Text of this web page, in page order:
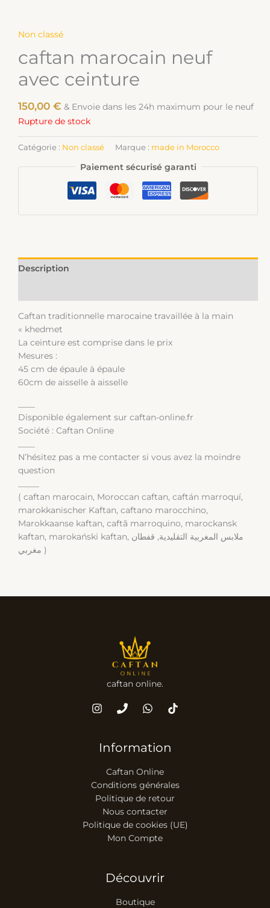
Non classé
caftan marocain neuf
avec ceinture
150,00 € & Envoie dans les 24h maximum pour le neuf
Rupture de stock
Catégorie : Non classé Marque : made in Morocco
Paiement sécurisé garanti
Description
Caftan traditionnelle marocaine travaillée à la main
« khedmet
La ceinture est comprise dans le prix
Mesures :
45 cm de épaule à épaule
60cm de aisselle à aisselle
Disponible également sur caftan-online.fr
Société : Caftan Online
N’hésitez pas a me contacter si vous avez la moindre
question
( caftan marocain, Moroccan caftan, caftán marroquí,
marokkanischer Kaftan, caftano marocchino,
Marokkaanse kaftan, caftã marroquino, marockansk
kaftan, marokański kaftan, ملابس المغربية التقليدية, قفطان
مغربي )
caftan online.
Information
Caftan Online
Conditions générales
Politique de retour
Nous contacter
Politique de cookies (UE)
Mon Compte
Découvrir
Boutique